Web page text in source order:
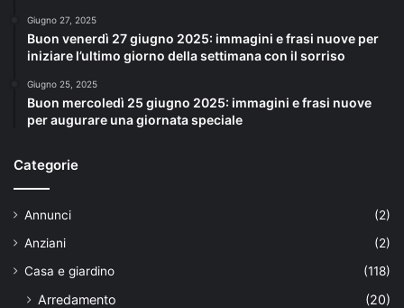
Giugno 27, 2025
Buon venerdì 27 giugno 2025: immagini e frasi nuove per
iniziare l’ultimo giorno della settimana con il sorriso
Giugno 25, 2025
Buon mercoledì 25 giugno 2025: immagini e frasi nuove
per augurare una giornata speciale
Categorie
Annunci
(2)
Anziani
(2)
Casa e giardino
(118)
Arredamento
(20)